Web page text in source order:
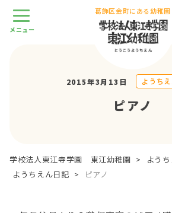
葛飾区金町にある幼稚園
2015年3月13日 ようち
ピアノ
学校法人東江寺学園 東江幼稚園 > よう
ようちえん日記 > ピアノ